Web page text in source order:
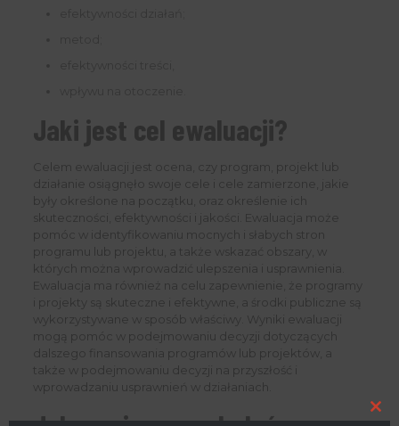
Jaki jest cel ewaluacji?
Celem ewaluacji jest ocena, czy program, projekt lub
działanie osiągnęło swoje cele i cele zamierzone, jakie
były określone na początku, oraz określenie ich
skuteczności, efektywności i jakości. Ewaluacja może
pomóc w identyfikowaniu mocnych i słabych stron
programu lub projektu, a także wskazać obszary, w
których można wprowadzić ulepszenia i usprawnienia.
Ewaluacja ma również na celu zapewnienie, że programy
i projekty są skuteczne i efektywne, a środki publiczne są
wykorzystywane w sposób właściwy. Wyniki ewaluacji
mogą pomóc w podejmowaniu decyzji dotyczących
dalszego finansowania programów lub projektów, a
także w podejmowaniu decyzji na przyszłość i
wprowadzaniu usprawnień w działaniach.